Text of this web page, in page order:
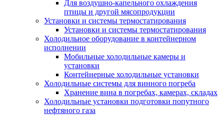
Для воздушно-капельного охлаждения
птицы и другой мясопродукции
Установки и системы термостатирования
Установки и системы термостатирования
Холодильное оборудование в контейнерном
исполнении
Мобильные холодильные камеры и
установки
Контейнерные холодильные установки
Холодильные системы для винного погреба
Хранение вина в погребах, камерах, складах
Холодильные установки подготовки попутного
нефтяного газа